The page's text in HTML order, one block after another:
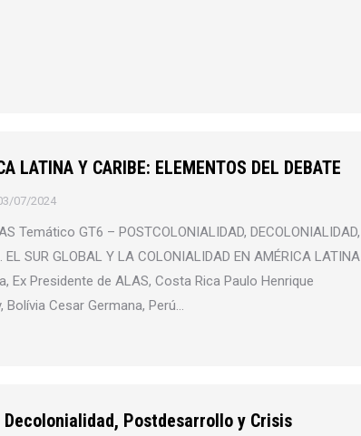
LATINA Y CARIBE: ELEMENTOS DEL DEBATE
07/2024
GT6 – POSTCOLONIALIDAD, DECOLONIALIDAD,
SUR GLOBAL Y LA COLONIALIDAD EN AMÉRICA LATINA
Ex Presidente de ALAS, Costa Rica Paulo Henrique
Bolívia Cesar Germana, Perú…
Postdesarrollo y Crisis